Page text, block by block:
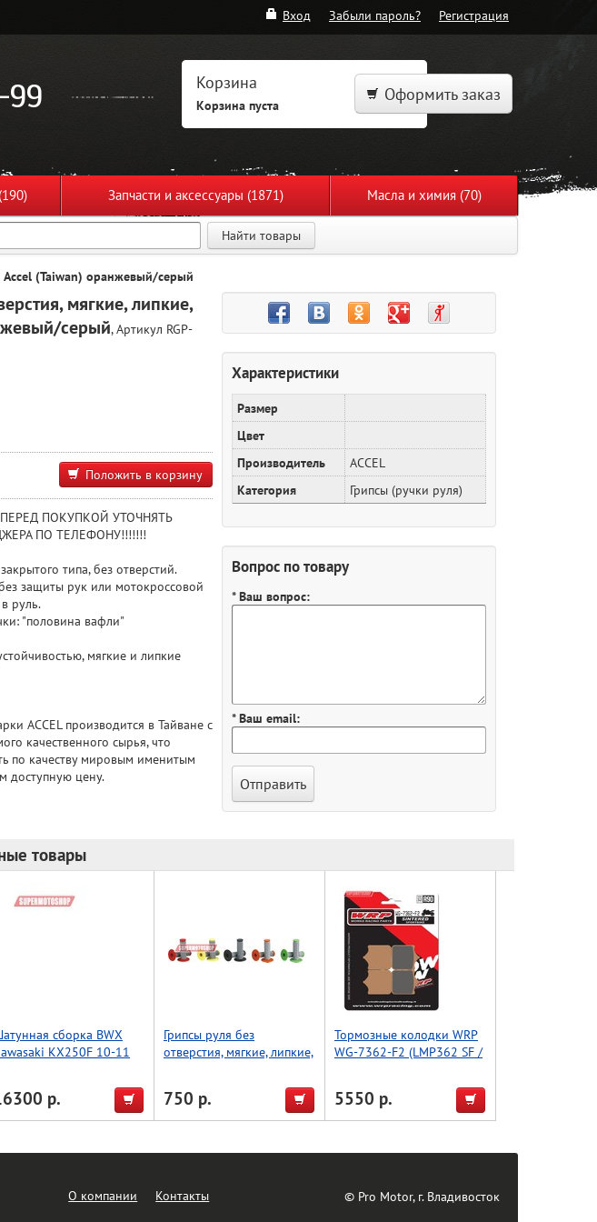
Вход Забыли пароль? Регистрация
99 Корзина
Корзина пуста
Оформить заказ
Запчасти и аксессуары (1871) Масла и химия (70)
Найти товары
Accel (Taiwan) оранжевый/серый
мягкие, липкие,
серый, Артикул RGP-
Положить в корзину
ПОКУПКОЙ УТОЧНЯТЬ
ПО ТЕЛЕФОНУ!!!!!!!
типа, без отверстий.
защиты рук или мотокроссовой
руль.
"половина вафли"
мягкие и липкие
ACCEL производится в Тайване с
качественного сырья, что
по качеству мировым именитым
доступную цену.
Характеристики
Размер
Цвет
Производитель
ACCEL
Категория
Грипсы (ручки руля)
Вопрос по товару
* Ваш вопрос:
* Ваш email:
товары
сборка BWX
KX250F 10-11
р.
Грипсы руля без
отверстия, мягкие, липкие,
750 р.
Тормозные колодки WRP
WG-7362-F2 (LMP362 SF /
5550 р.
О компании Контакты © Pro Motor, г. Владивосток